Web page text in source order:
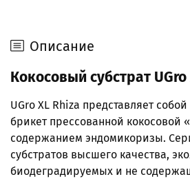
Описание
Кокосовый субстрат UGro
UGro XL Rhiza представляет
брикет прессованной кокосовой
содержанием эндомикоризы.
субстратов высшего качества,
биодеградируемых и не